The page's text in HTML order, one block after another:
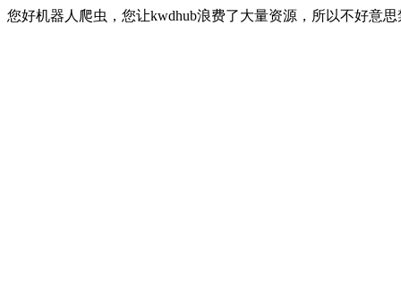
您好机器人爬虫，您让kwdhub浪费了大量资源，所以不好意